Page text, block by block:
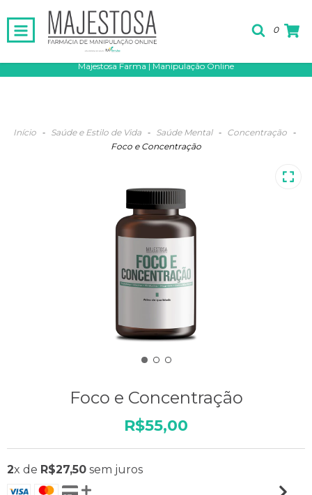
0
Majestosa Farma | Manipulação Online
Início - Saúde e Estilo de Vida - Saúde Mental - Concentração
-
Foco e Concentração
Foco e Concentração
R$55,00
2x de R$27,50 sem juros